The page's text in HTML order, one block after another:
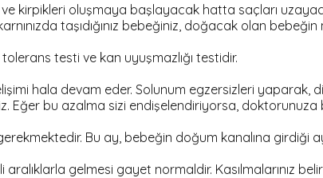
kirpikleri oluşmaya başlayacak hatta saçları
taşıdığınız bebeğiniz, doğacak olan
testi ve kan uyuşmazlığı testidir.
hala devam eder. Solunum egzersizleri yaparak,
Eğer bu azalma sizi endişelendiriyorsa,
Bu ay, bebeğin doğum kanalına girdiği
aralıklarla gelmesi gayet normaldir. Kasılmalarınız